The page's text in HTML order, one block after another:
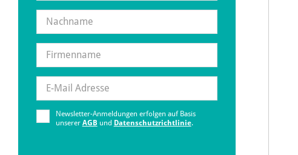
Newsletter-Anmeldungen erfolgen auf Basis
unserer AGB und Datenschutzrichtlinie.